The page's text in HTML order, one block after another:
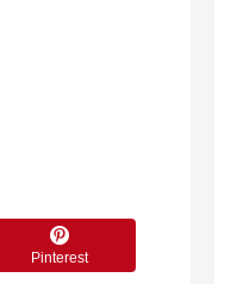
Pinterest